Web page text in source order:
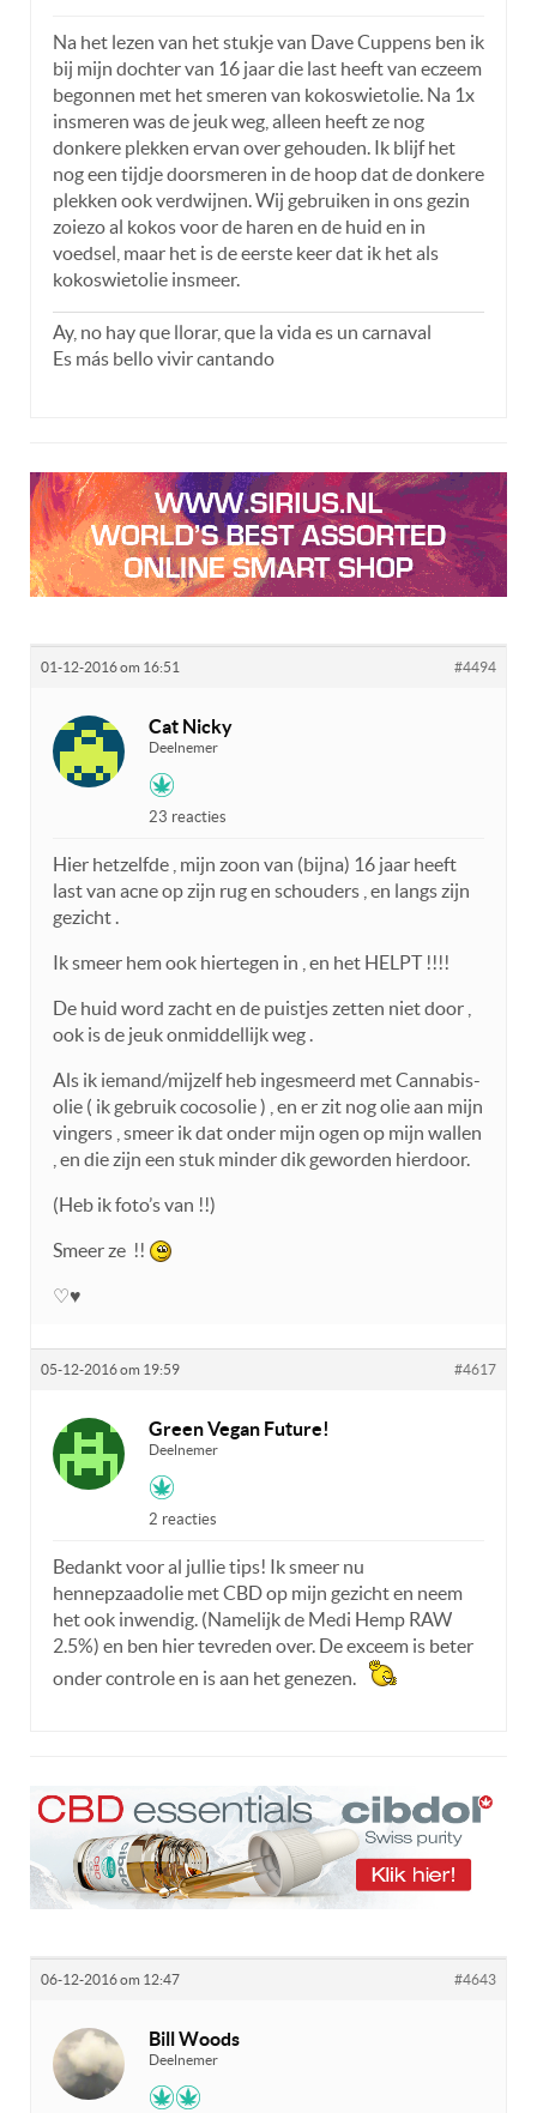
Na het lezen van het stukje van Dave Cuppens ben ik
bij mijn dochter van 16 jaar die last heeft van eczeem
begonnen met het smeren van kokoswietolie. Na 1x
insmeren was de jeuk weg, alleen heeft ze nog
donkere plekken ervan over gehouden. Ik blijf het
nog een tijdje doorsmeren in de hoop dat de donkere
plekken ook verdwijnen. Wij gebruiken in ons gezin
zoiezo al kokos voor de haren en de huid en in
voedsel, maar het is de eerste keer dat ik het als
kokoswietolie insmeer.
Ay, no hay que llorar, que la vida es un carnaval
Es más bello vivir cantando
01-12-2016 om 16:51 #4494
Cat Nicky
Deelnemer
23 reacties
Hier hetzelfde , mijn zoon van (bijna) 16 jaar heeft
last van acne op zijn rug en schouders , en langs zijn
gezicht .
Ik smeer hem ook hiertegen in , en het HELPT !!!!
De huid word zacht en de puistjes zetten niet door ,
ook is de jeuk onmiddellijk weg .
Als ik iemand/mijzelf heb ingesmeerd met Cannabis-
olie ( ik gebruik cocosolie ) , en er zit nog olie aan mijn
vingers , smeer ik dat onder mijn ogen op mijn wallen
, en die zijn een stuk minder dik geworden hierdoor.
(Heb ik foto’s van !!)
Smeer ze !!
♡♥
05-12-2016 om 19:59 #4617
Green Vegan Future!
Deelnemer
2 reacties
Bedankt voor al jullie tips! Ik smeer nu
hennepzaadolie met CBD op mijn gezicht en neem
het ook inwendig. (Namelijk de Medi Hemp RAW
2.5%) en ben hier tevreden over. De exceem is beter
onder controle en is aan het genezen.
06-12-2016 om 12:47 #4643
Bill Woods
Deelnemer